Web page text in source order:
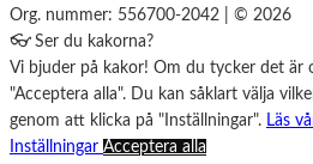
Org. nummer: 556700-2042 | © 2026
👓 Ser du kakorna?
Vi bjuder på kakor! Om du tycker det är
"Acceptera alla". Du kan såklart välja
genom att klicka på "Inställningar". Läs
Inställningar Acceptera alla